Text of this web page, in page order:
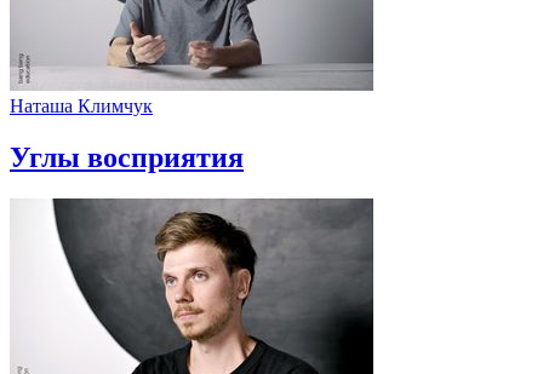
Наташа Климчук
Углы восприятия